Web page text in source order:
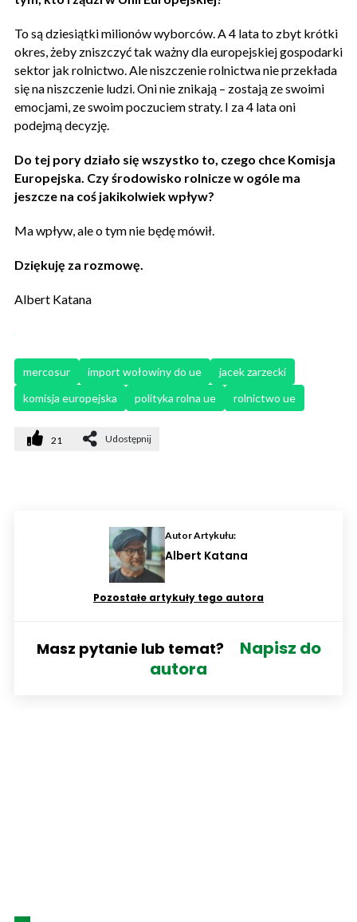
To są dziesiątki milionów wyborców. A 4 lata to zbyt krótki
okres, żeby zniszczyć tak ważny dla europejskiej gospodarki
sektor jak rolnictwo. Ale niszczenie rolnictwa nie przekłada
się na niszczenie ludzi. Oni nie znikają – zostają ze swoimi
emocjami, ze swoim poczuciem straty. I za 4 lata oni
podejmą decyzję.
Do tej pory działo się wszystko to, czego chce Komisja
Europejska. Czy środowisko rolnicze w ogóle ma
jeszcze na coś jakikolwiek wpływ?
Ma wpływ, ale o tym nie będę mówił.
Dziękuję za rozmowę.
Albert Katana
mercosur import wołowiny do ue
jacek zarzecki
komisja europejska
polityka rolna ue rolnictwo ue
21 Udostępnij
Autor Artykułu:
Albert Katana
Pozostałe artykuły tego autora
Masz pytanie lub temat?
Napisz do
autora